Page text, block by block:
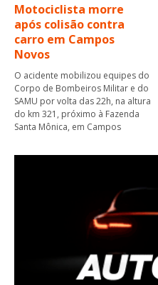
Motociclista morre
após colisão contra
carro em Campos
Novos
O acidente mobilizou equipes do
Corpo de Bombeiros Militar e do
SAMU por volta das 22h, na altura
do km 321, próximo à Fazenda
Santa Mônica, em Campos